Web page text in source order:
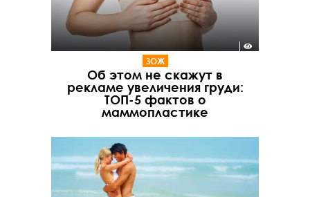
ЗОЖ
Об этом не скажут в
рекламе увеличения груди:
ТОП-5 фактов о
маммопластике